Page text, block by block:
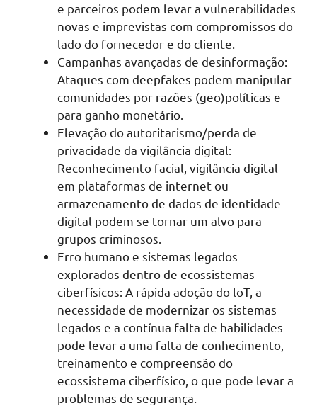
e parceiros podem levar a vulnerabilidades
novas e imprevistas com compromissos do
lado do fornecedor e do cliente.
Campanhas avançadas de desinformação:
Ataques com deepfakes podem manipular
comunidades por razões (geo)políticas e
para ganho monetário.
Elevação do autoritarismo/perda de
privacidade da vigilância digital:
Reconhecimento facial, vigilância digital
em plataformas de internet ou
armazenamento de dados de identidade
digital podem se tornar um alvo para
grupos criminosos.
Erro humano e sistemas legados
explorados dentro de ecossistemas
ciberfísicos: A rápida adoção do loT, a
necessidade de modernizar os sistemas
legados e a contínua falta de habilidades
pode levar a uma falta de conhecimento,
treinamento e compreensão do
ecossistema ciberfísico, o que pode levar a
problemas de segurança.